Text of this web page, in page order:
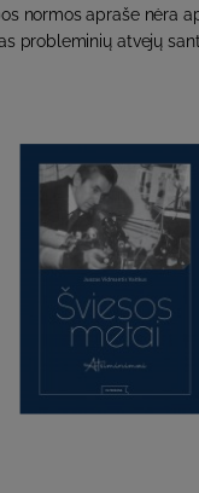
normos apraše nėra
probleminių atvejų